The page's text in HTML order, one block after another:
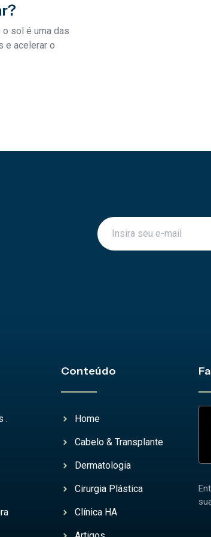
sol é uma das
e acelerar o
.
Conteúdo
Home
Cabelo & Transplante
Dermatologia
Cirurgia Plástica
Clínica HA